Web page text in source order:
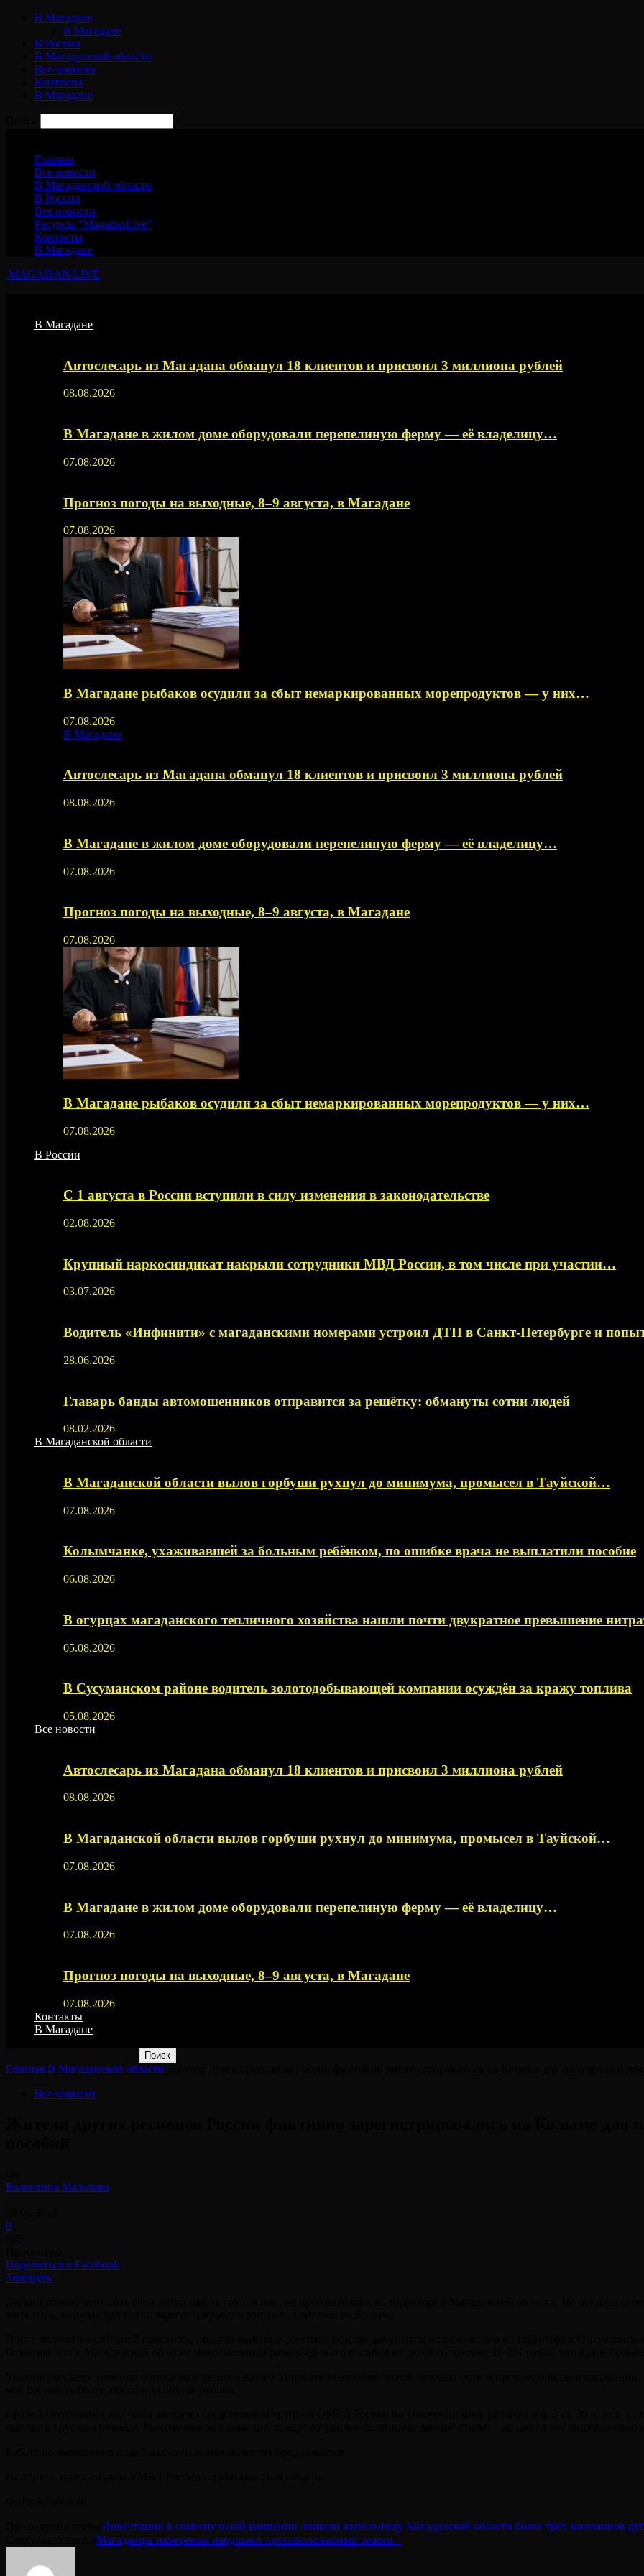
В Магадане
В Магадане
В России
В Магаданской области
Все новости
Контакты
В Магадане
Главная
Все новости
В Магаданской области
В России
Все новости
Ресурсы “MagadanLive”
Контакты
В Магадане
MAGADAN LIVE
В Магадане
Автослесарь из Магадана обманул 18 клиентов и присвоил 3 миллиона рублей
08.08.2026
В Магадане в жилом доме оборудовали перепелиную ферму — её владелицу…
07.08.2026
Прогноз погоды на выходные, 8–9 августа, в Магадане
07.08.2026
В Магадане рыбаков осудили за сбыт немаркированных морепродуктов — у них…
07.08.2026
В Магадане
Автослесарь из Магадана обманул 18 клиентов и присвоил 3 миллиона рублей
08.08.2026
В Магадане в жилом доме оборудовали перепелиную ферму — её владелицу…
07.08.2026
Прогноз погоды на выходные, 8–9 августа, в Магадане
07.08.2026
В Магадане рыбаков осудили за сбыт немаркированных морепродуктов — у них…
07.08.2026
В России
С 1 августа в России вступили в силу изменения в законодательстве
02.08.2026
Крупный наркосиндикат накрыли сотрудники МВД России, в том числе при участии…
03.07.2026
Водитель «Инфинити» с магаданскими номерами устроил ДТП в Санкт-Петербурге и
28.06.2026
Главарь банды автомошенников отправится за решётку: обмануты сотни людей
08.02.2026
В Магаданской области
В Магаданской области вылов горбуши рухнул до минимума, промысел в Тауйской…
07.08.2026
Колымчанке, ухаживавшей за больным ребёнком, по ошибке врача не выплатили пособие
06.08.2026
В огурцах магаданского тепличного хозяйства нашли почти двукратное превышение
05.08.2026
В Сусуманском районе водитель золотодобывающей компании осуждён за кражу топлива
05.08.2026
Все новости
Автослесарь из Магадана обманул 18 клиентов и присвоил 3 миллиона рублей
08.08.2026
В Магаданской области вылов горбуши рухнул до минимума, промысел в Тауйской…
07.08.2026
В Магадане в жилом доме оборудовали перепелиную ферму — её владелицу…
07.08.2026
Прогноз погоды на выходные, 8–9 августа, в Магадане
07.08.2026
Контакты
В Магадане
Главная В Магаданской области
Все новости
Валентина Малахова
0
Поделиться в Facebook
Твитнуть
Инвестиции в сомнительной компании лишили жительницу Магаданской области более трёх миллионов
Магаданцы намеренно нарушают противопожарный режим⠀